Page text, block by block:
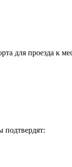
для проезда к
подтвердят: